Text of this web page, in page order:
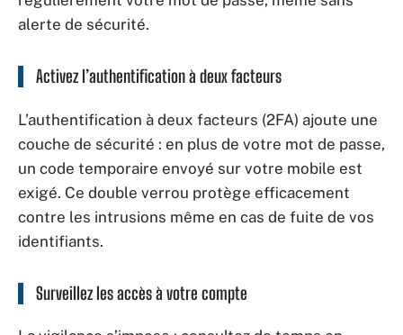
alerte de sécurité.
Activez l’authentification à deux facteurs
L’authentification à deux facteurs (2FA) ajoute une
couche de sécurité : en plus de votre mot de passe,
un code temporaire envoyé sur votre mobile est
exigé. Ce double verrou protège efficacement
contre les intrusions même en cas de fuite de vos
identifiants.
Surveillez les accès à votre compte